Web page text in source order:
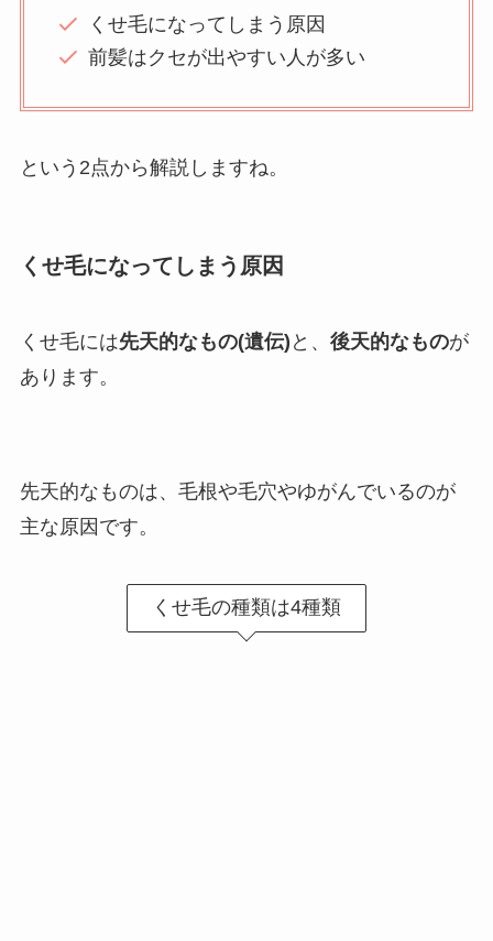
くせ毛になってしまう原因
前髪はクセが出やすい人が多い
という2点から解説しますね。
くせ毛になってしまう原因
くせ毛には先天的なもの(遺伝) と、 後天的なものが
あります。
先天的なものは、毛根や毛穴やゆがんでいるのが
主な原因です。
くせ毛の種類は4種類